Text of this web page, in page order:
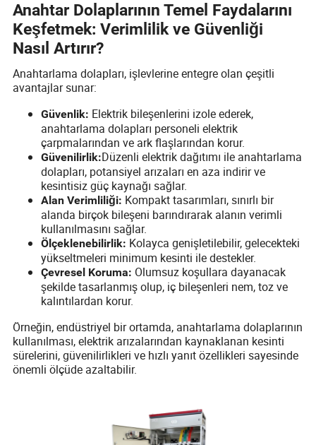
Anahtar Dolaplarının Temel Faydalarını
Keşfetmek: Verimlilik ve Güvenliği
Nasıl Artırır?
Anahtarlama dolapları, işlevlerine entegre olan çeşitli
avantajlar sunar:
Güvenlik: Elektrik bileşenlerini izole ederek,
anahtarlama dolapları personeli elektrik
çarpmalarından ve ark flaşlarından korur.
Güvenilirlik:Düzenli elektrik dağıtımı ile anahtarlama
dolapları, potansiyel arızaları en aza indirir ve
kesintisiz güç kaynağı sağlar.
Alan Verimliliği: Kompakt tasarımları, sınırlı bir
alanda birçok bileşeni barındırarak alanın verimli
kullanılmasını sağlar.
Ölçeklenebilirlik: Kolayca genişletilebilir, gelecekteki
yükseltmeleri minimum kesinti ile destekler.
Çevresel Koruma: Olumsuz koşullara dayanacak
şekilde tasarlanmış olup, iç bileşenleri nem, toz ve
kalıntılardan korur.
Örneğin, endüstriyel bir ortamda, anahtarlama dolaplarının
kullanılması, elektrik arızalarından kaynaklanan kesinti
sürelerini, güvenilirlikleri ve hızlı yanıt özellikleri sayesinde
önemli ölçüde azaltabilir.